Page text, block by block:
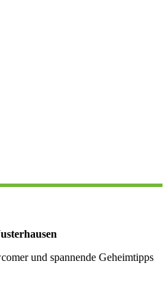
und spannende Geheimtipps